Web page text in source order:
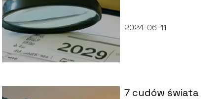
2024-06-11
7 cudów świata